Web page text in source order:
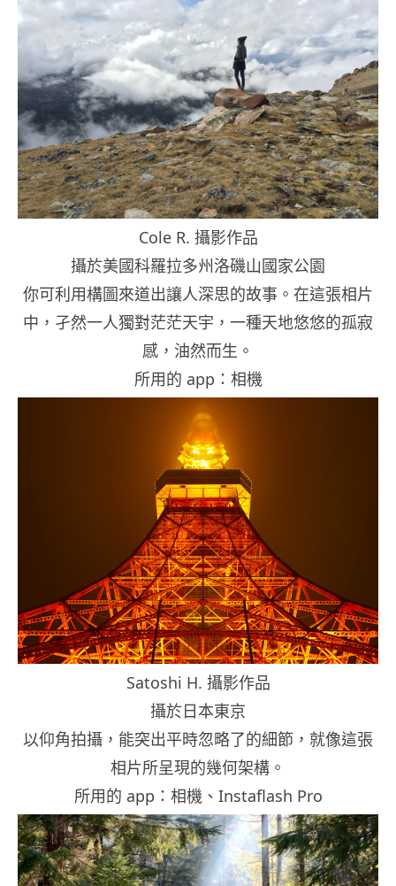
Cole R. 攝影作品
攝於美國科羅拉多州洛磯山國家公園
你可利用構圖來道出讓人深思的故事。在這張相片
中，孑然一人獨對茫茫天宇，一種天地悠悠的孤寂
感，油然而生。
所用的 app：相機
Satoshi H. 攝影作品
攝於日本東京
以仰角拍攝，能突出平時忽略了的細節，就像這張
相片所呈現的幾何架構。
所用的 app：相機、Instaflash Pro